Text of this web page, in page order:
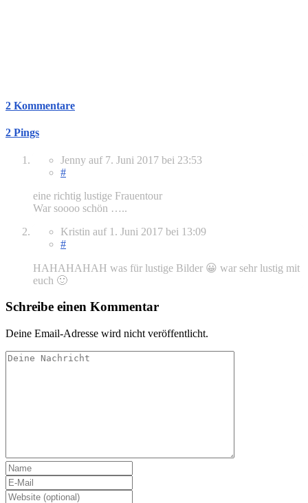
2 Kommentare
2 Pings
Jenny auf 7. Juni 2017 bei 23:53
#
eine richtig lustige Frauentour
War soooo schön …..
Kristin auf 1. Juni 2017 bei 13:09
#
HAHAHAHAH was für lustige Bilder 😀 war sehr lustig mit
euch 🙂
Schreibe einen Kommentar
Deine Email-Adresse wird nicht veröffentlicht.